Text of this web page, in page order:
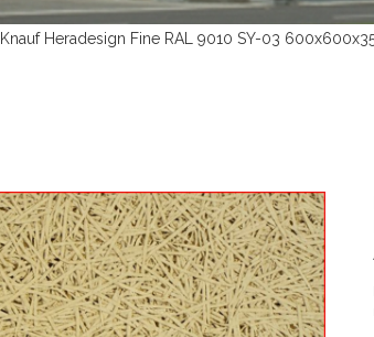
Knauf Heradesign Fine RAL 9010 SY-03